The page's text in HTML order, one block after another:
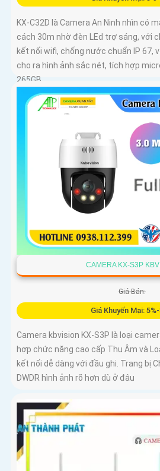
KX-C32D là Camera An Ninh nhìn có
cách 30m nhờ đèn LEd trợ sáng, với
kết nối wifi, chống nước chuẩn IP 67,
cho ra hình ảnh sắc nét, tích hợp
265GB
CAMERA KX-S3P
Giá Bán:
Giá Khuyến Mại:
Camera kbvision KX-S3P là loại
hợp chức năng cao cấp Thu Âm và
kết nối dễ dàng với đầu ghi. Trang bị
DWDR hình ảnh rõ hơn dù ở đâu